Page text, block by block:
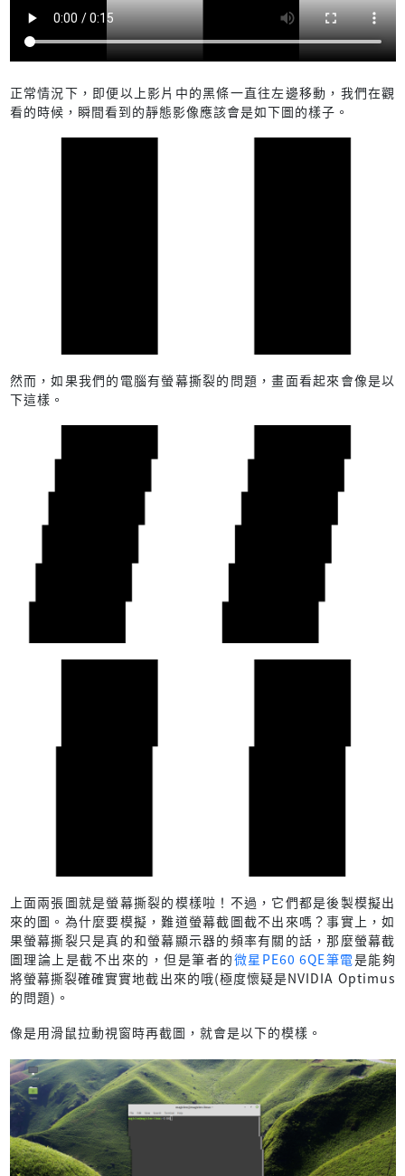
正常情況下，即便以上影片中的黑條一直往左邊移動，我們在觀
看的時候，瞬間看到的靜態影像應該會是如下圖的樣子。
然而，如果我們的電腦有螢幕撕裂的問題，畫面看起來會像是以
下這樣。
上面兩張圖就是螢幕撕裂的模樣啦！不過，它們都是後製模擬出
來的圖。為什麼要模擬，難道螢幕截圖截不出來嗎？事實上，如
果螢幕撕裂只是真的和螢幕顯示器的頻率有關的話，那麼螢幕截
圖理論上是截不出來的，但是筆者的微星PE60 6QE筆電是能夠
將螢幕撕裂確確實實地截出來的哦(極度懷疑是NVIDIA Optimus
的問題)。
像是用滑鼠拉動視窗時再截圖，就會是以下的模樣。